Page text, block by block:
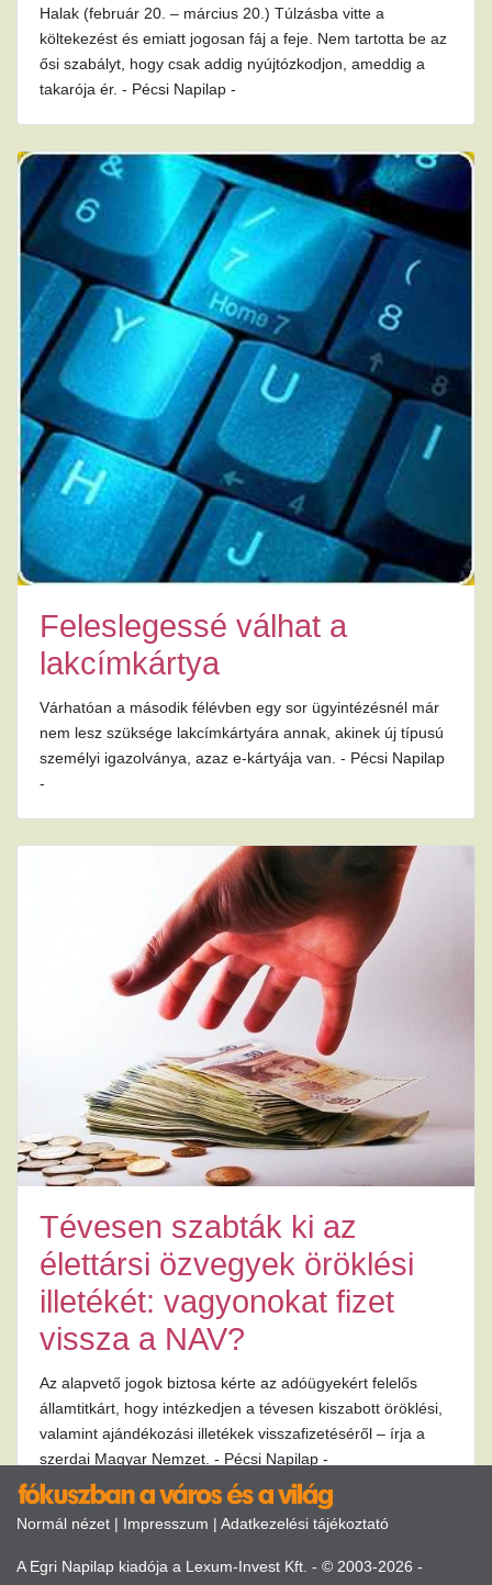
Halak (február 20. – március 20.) Túlzásba vitte a
költekezést és emiatt jogosan fáj a feje. Nem tartotta be az
ősi szabályt, hogy csak addig nyújtózkodjon, ameddig a
takarója ér. - Pécsi Napilap -
Feleslegessé válhat a
lakcímkártya
Várhatóan a második félévben egy sor ügyintézésnél már
nem lesz szüksége lakcímkártyára annak, akinek új típusú
személyi igazolványa, azaz e-kártyája van. - Pécsi Napilap
-
Tévesen szabták ki az
élettársi özvegyek öröklési
illetékét: vagyonokat fizet
vissza a NAV?
Az alapvető jogok biztosa kérte az adóügyekért felelős
államtitkárt, hogy intézkedjen a tévesen kiszabott öröklési,
valamint ajándékozási illetékek visszafizetéséről – írja a
szerdai Magyar Nemzet. - Pécsi Napilap -
Normál nézet | Impresszum | Adatkezelési tájékoztató
A Egri Napilap kiadója a Lexum-Invest Kft. - © 2003-2026 -